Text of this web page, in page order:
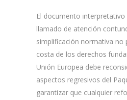
El documento interpretativo
llamado de atención
simplificación normativa no
costa de los derechos
Unión Europea debe
aspectos regresivos del
garantizar que cualquier